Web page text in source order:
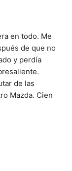
en todo. Me
de que no
y perdía
de las
Mazda. Cien